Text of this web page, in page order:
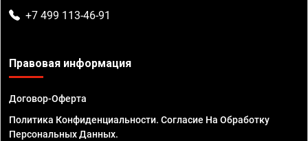
+7 499 113-46-91
Правовая информация
Договор-Оферта
Политика Конфиденциальности. Согласие На Обработку
Персональных Данных.